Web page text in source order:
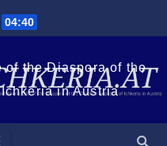
04:40
the Diaspora of the
in Austria